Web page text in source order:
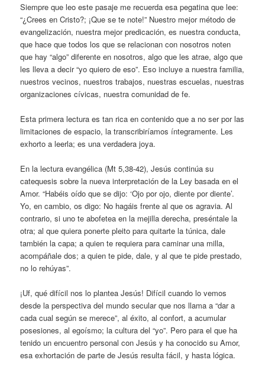
Siempre que leo este pasaje me recuerda esa pegatina que lee:
“¿Crees en Cristo?; ¡Que se te note!” Nuestro mejor método de
evangelización, nuestra mejor predicación, es nuestra conducta,
que hace que todos los que se relacionan con nosotros noten
que hay “algo” diferente en nosotros, algo que les atrae, algo que
les lleva a decir “yo quiero de eso”. Eso incluye a nuestra familia,
nuestros vecinos, nuestros trabajos, nuestras escuelas, nuestras
organizaciones cívicas, nuestra comunidad de fe.
Esta primera lectura es tan rica en contenido que a no ser por las
limitaciones de espacio, la transcribiríamos íntegramente. Les
exhorto a leerla; es una verdadera joya.
En la lectura evangélica (Mt 5,38-42), Jesús continúa su
catequesis sobre la nueva interpretación de la Ley basada en el
Amor. “Habéis oído que se dijo: ‘Ojo por ojo, diente por diente’.
Yo, en cambio, os digo: No hagáis frente al que os agravia. Al
contrario, si uno te abofetea en la mejilla derecha, preséntale la
otra; al que quiera ponerte pleito para quitarte la túnica, dale
también la capa; a quien te requiera para caminar una milla,
acompáñale dos; a quien te pide, dale, y al que te pide prestado,
no lo rehúyas”.
¡Uf, qué difícil nos lo plantea Jesús! Difícil cuando lo vemos
desde la perspectiva del mundo secular que nos llama a “dar a
cada cual según se merece”, al éxito, al confort, a acumular
posesiones, al egoísmo; la cultura del “yo”. Pero para el que ha
tenido un encuentro personal con Jesús y ha conocido su Amor,
esa exhortación de parte de Jesús resulta fácil, y hasta lógica.